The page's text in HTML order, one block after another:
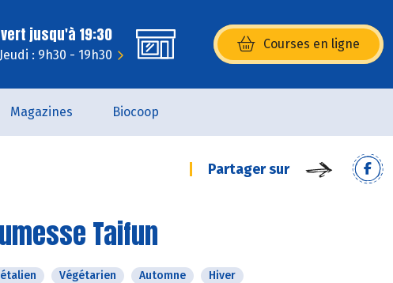
jusqu'à 19:30
Jeudi : 9h30 - 19h30
Courses en ligne
(s’ouvre dans une nouvelle
Magazines Biocoop
Partager sur
Taifun
Végétarien Automne Hiver